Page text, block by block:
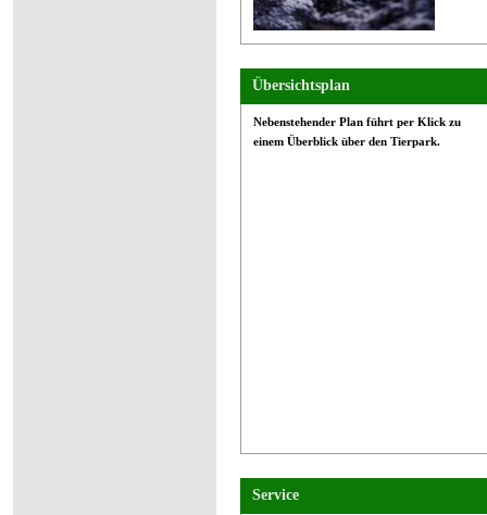
Übersichtsplan
Nebenstehender Plan führt per Klick zu
einem Überblick über den Tierpark.
Service